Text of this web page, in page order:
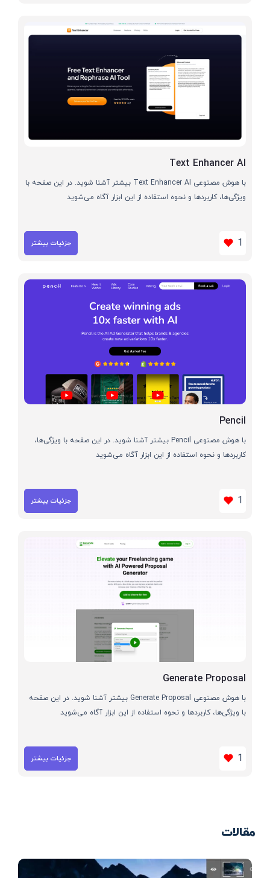
Text Enhancer AI
با هوش مصنوعی Text Enhancer AI بیشتر آشنا شوید. در این صفحه با
ویژگی‌ها، کاربردها و نحوه استفاده از این ابزار آگاه می‌شوید
1 جزئیات بیشتر
Pencil
با هوش مصنوعی Pencil بیشتر آشنا شوید. در این صفحه با ویژگی‌ها،
کاربردها و نحوه استفاده از این ابزار آگاه می‌شوید
1 جزئیات بیشتر
Generate Proposal
با هوش مصنوعی Generate Proposal بیشتر آشنا شوید. در این صفحه
با ویژگی‌ها، کاربردها و نحوه استفاده از این ابزار آگاه می‌شوید
1 جزئیات بیشتر
مقالات